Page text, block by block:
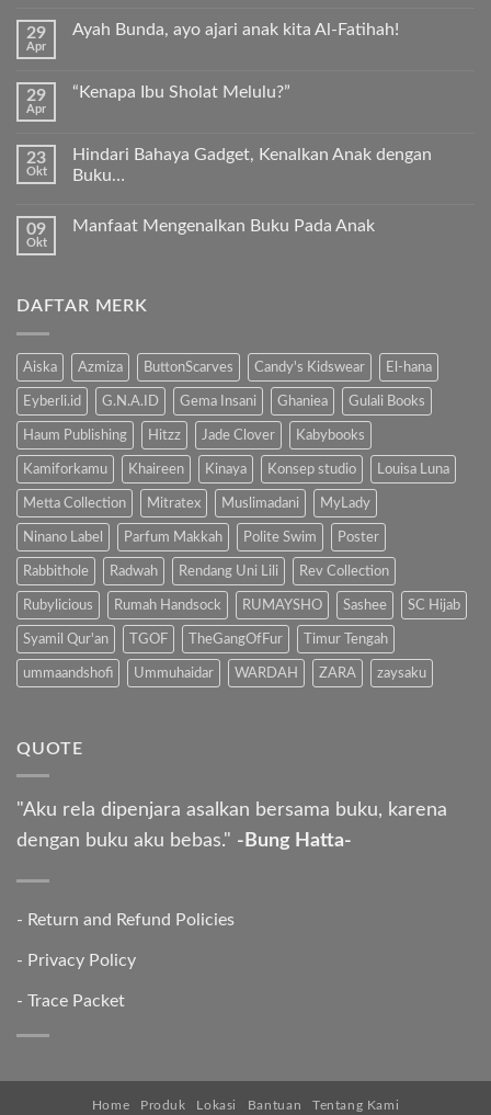
pada
Premium
29
Apr
Ayah Bunda, ayo ajari anak kita Al-Fatihah!
komentar
pada
ajari
anak
kita
29
Apr
“Kenapa Ibu Sholat Melulu?”
pada
“Kenapa
23
Okt
Hindari Bahaya Gadget, Kenalkan Anak dengan
Buku…
komentar
Kenalkan
Anak
09
Okt
Manfaat Mengenalkan Buku Pada Anak
Manfaat
Anak
DAFTAR MERK
Aiska Azmiza ButtonScarves Candy's Kidswear El-hana
Eyberli.id G.N.A.ID Gema Insani Ghaniea Gulali Books
Haum Publishing Hitzz Jade Clover Kabybooks
Kamiforkamu Khaireen Kinaya Konsep studio Louisa Luna
Metta Collection Mitratex Muslimadani MyLady
Ninano Label Parfum Makkah Polite Swim Poster
Rabbithole Radwah Rendang Uni Lili Rev Collection
Rubylicious Rumah Handsock RUMAYSHO Sashee SC Hijab
Syamil Qur'an TGOF TheGangOfFur Timur Tengah
ummaandshofi Ummuhaidar WARDAH ZARA zaysaku
QUOTE
"Aku rela dipenjara asalkan bersama buku, karena
dengan buku aku bebas." -Bung Hatta-
- Return and Refund Policies
- Privacy Policy
- Trace Packet
Home Produk Lokasi Bantuan Tentang Kami